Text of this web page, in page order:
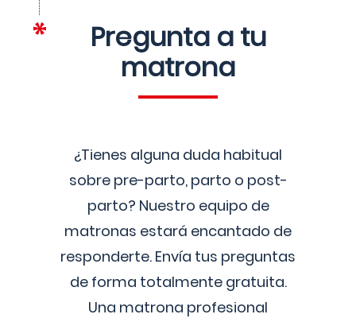
Pregunta a tu
matrona
¿Tienes alguna duda habitual
sobre pre-parto, parto o post-
parto? Nuestro equipo de
matronas estará encantado de
responderte. Envía tus preguntas
de forma totalmente gratuita.
Una matrona profesional